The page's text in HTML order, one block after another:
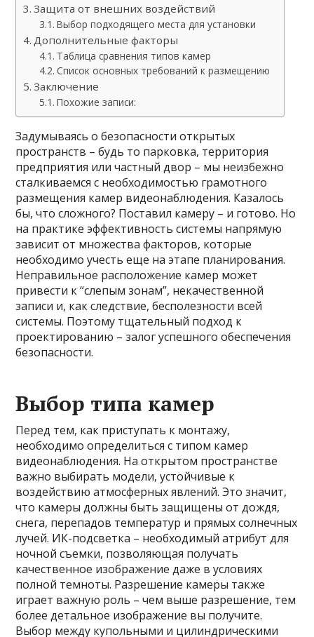
Защита от внешних воздействий
Выбор подходящего места для установки
Дополнительные факторы
Таблица сравнения типов камер
Список основных требований к размещению
Заключение
Похожие записи:
Задумываясь о безопасности открытых
пространств – будь то парковка, территория
предприятия или частный двор – мы неизбежно
сталкиваемся с необходимостью грамотного
размещения камер видеонаблюдения. Казалось
бы, что сложного? Поставил камеру – и готово. Но
на практике эффективность системы напрямую
зависит от множества факторов, которые
необходимо учесть еще на этапе планирования.
Неправильное расположение камер может
привести к “слепым зонам”, некачественной
записи и, как следствие, бесполезности всей
системы. Поэтому тщательный подход к
проектированию – залог успешного обеспечения
безопасности.
Выбор типа камер
Перед тем, как приступать к монтажу,
необходимо определиться с типом камер
видеонаблюдения. На открытом пространстве
важно выбирать модели, устойчивые к
воздействию атмосферных явлений. Это значит,
что камеры должны быть защищены от дождя,
снега, перепадов температур и прямых солнечных
лучей. ИК-подсветка – необходимый атрибут для
ночной съемки, позволяющая получать
качественное изображение даже в условиях
полной темноты. Разрешение камеры также
играет важную роль – чем выше разрешение, тем
более детальное изображение вы получите.
Выбор между купольными и цилиндрическими